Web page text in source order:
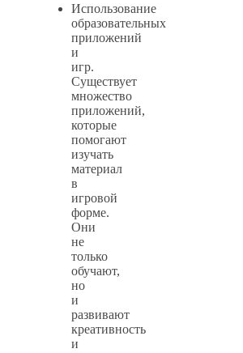
Использование
образовательных
приложений
и
игр.
Существует
множество
приложений,
которые
помогают
изучать
материал
в
игровой
форме.
Они
не
только
обучают,
но
и
развивают
креативность
и